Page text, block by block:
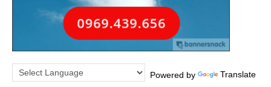
Powered by Translate